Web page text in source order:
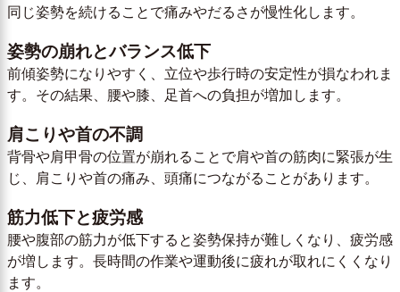
同じ姿勢を続けることで痛みやだるさが慢性化します。
姿勢の崩れとバランス低下
前傾姿勢になりやすく、立位や歩行時の安定性が損なわれま
す。その結果、腰や膝、足首への負担が増加します。
肩こりや首の不調
背骨や肩甲骨の位置が崩れることで肩や首の筋肉に緊張が生
じ、肩こりや首の痛み、頭痛につながることがあります。
筋力低下と疲労感
腰や腹部の筋力が低下すると姿勢保持が難しくなり、疲労感
が増します。長時間の作業や運動後に疲れが取れにくくなり
ます。